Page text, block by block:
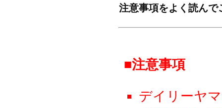
注意事項をよく読んで
■注意事項
デイリーヤ